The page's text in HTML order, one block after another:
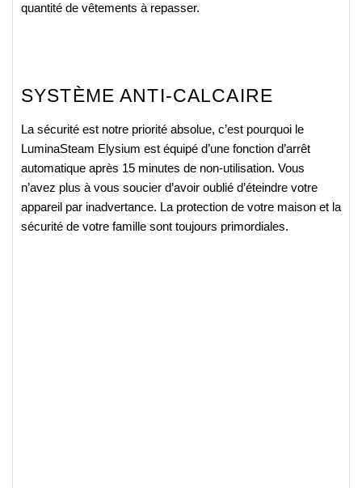
quantité de vêtements à repasser.
SYSTÈME ANTI-CALCAIRE
La sécurité est notre priorité absolue, c’est pourquoi le
LuminaSteam Elysium est équipé d’une fonction d’arrêt
automatique après 15 minutes de non-utilisation. Vous
n’avez plus à vous soucier d’avoir oublié d’éteindre votre
appareil par inadvertance. La protection de votre maison et la
sécurité de votre famille sont toujours primordiales.